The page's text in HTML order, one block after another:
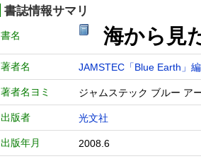
書誌情報サマリ
書名 海から見
著者名 JAMSTEC「Blue Earth」
著者名ヨミ ジャムステック ブルー ア
出版者 光文社
出版年月 2008.6